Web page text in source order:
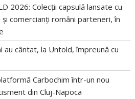
2026: Colecții capsulă lansate cu
și comercianți români parteneri, în
cântat, la Untold, împreună cu
Carbochim într-un nou
din Cluj-Napoca